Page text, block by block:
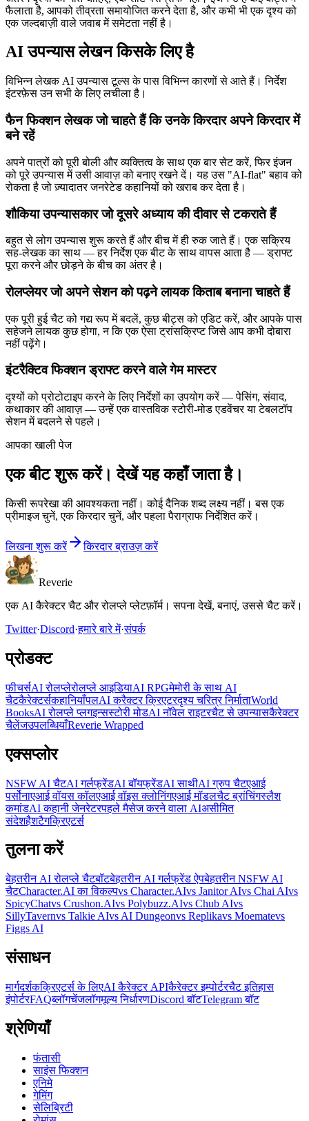
फैलाता है, आपको तीव्रता समायोजित करने देता है, और कभी भी एक दृश्य को
एक जल्दबाज़ी वाले जवाब में समेटता नहीं है।
AI उपन्यास लेखन किसके लिए है
विभिन्न लेखक AI उपन्यास टूल्स के पास विभिन्न कारणों से आते हैं। निर्देश
इंटरफ़ेस उन सभी के लिए लचीला है।
फैन फिक्शन लेखक जो चाहते हैं कि उनके किरदार अपने किरदार में
बने रहें
अपने पात्रों को पूरी बोली और व्यक्तित्व के साथ एक बार सेट करें, फिर इंजन
को पूरे उपन्यास में उसी आवाज़ को बनाए रखने दें। यह उस "AI-flat" बहाव को
रोकता है जो ज़्यादातर जनरेटेड कहानियों को खराब कर देता है।
शौकिया उपन्यासकार जो दूसरे अध्याय की दीवार से टकराते हैं
बहुत से लोग उपन्यास शुरू करते हैं और बीच में ही रुक जाते हैं। एक सक्रिय
सह-लेखक का साथ — हर निर्देश एक बीट के साथ वापस आता है — ड्राफ्ट
पूरा करने और छोड़ने के बीच का अंतर है।
रोलप्लेयर जो अपने सेशन को पढ़ने लायक किताब बनाना चाहते हैं
एक पूरी हुई चैट को गद्य रूप में बदलें, कुछ बीट्स को एडिट करें, और आपके पास
सहेजने लायक कुछ होगा, न कि एक ऐसा ट्रांसक्रिप्ट जिसे आप कभी दोबारा
नहीं पढ़ेंगे।
इंटरैक्टिव फिक्शन ड्राफ्ट करने वाले गेम मास्टर
दृश्यों को प्रोटोटाइप करने के लिए निर्देशों का उपयोग करें — पेसिंग, संवाद,
कथाकार की आवाज़ — उन्हें एक वास्तविक स्टोरी-मोड एडवेंचर या टेबलटॉप
सेशन में बदलने से पहले।
आपका खाली पेज
एक बीट शुरू करें। देखें यह कहाँ जाता है।
किसी रूपरेखा की आवश्यकता नहीं। कोई दैनिक शब्द लक्ष्य नहीं। बस एक
प्रीमाइज चुनें, एक किरदार चुनें, और पहला पैराग्राफ निर्देशित करें।
लिखना शुरू करें किरदार ब्राउज़ करें
Reverie
एक AI कैरेक्टर चैट और रोलप्ले प्लेटफ़ॉर्म। सपना देखें, बनाएं, उससे चैट करें।
Twitter·Discord·हमारे बारे में·संपर्क
प्रोडक्ट
फीचर्सAI रोलप्लेरोलप्ले आइडियाAI RPGमेमोरी के साथ AI
चैटकैरेक्टर्सकहानियाँपलAI करैक्टर क्रिएटरदृश्य चरित्र निर्माताWorld
BooksAI रोलप्ले प्लगइन्सस्टोरी मोडAI नॉवेल राइटरचैट से उपन्यासकैरेक्टर
चैलेंजउपलब्धियाँReverie Wrapped
एक्सप्लोर
NSFW AI चैटAI गर्लफ्रेंडAI बॉयफ्रेंडAI साथीAI ग्रुप चैटएआई
पर्सोनाएआई वॉयस कॉलएआई वॉइस क्लोनिंगएआई मॉडलचैट ब्रांचिंगस्लैश
कमांडAI कहानी जेनरेटरपहले मैसेज करने वाला AIअसीमित
संदेशहैशटैगक्रिएटर्स
तुलना करें
बेहतरीन AI रोलप्ले चैटबॉटबेहतरीन AI गर्लफ्रेंड ऐपबेहतरीन NSFW AI
चैटCharacter.AI का विकल्पvs Character.AIvs Janitor AIvs Chai AIvs
SpicyChatvs Crushon.AIvs Polybuzz.AIvs Chub AIvs
SillyTavernvs Talkie AIvs AI Dungeonvs Replikavs Moematevs
Figgs AI
संसाधन
मार्गदर्शकक्रिएटर्स के लिएAI कैरेक्टर APIकैरेक्टर इम्पोर्टरचैट इतिहास
इंपोर्टरFAQब्लॉगचेंजलॉगमूल्य निर्धारणDiscord बॉटTelegram बॉट
श्रेणियाँ
फंतासी
साइंस फिक्शन
एनिमे
गेमिंग
सेलिब्रिटी